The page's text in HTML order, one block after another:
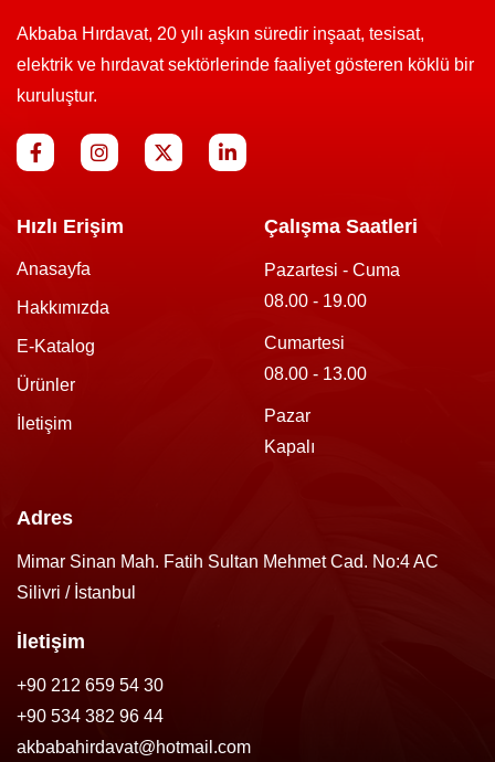
Akbaba Hırdavat, 20 yılı aşkın süredir inşaat, tesisat,
elektrik ve hırdavat sektörlerinde faaliyet gösteren köklü bir
kuruluştur.
Hızlı Erişim
Anasayfa
Hakkımızda
E-Katalog
Ürünler
İletişim
Çalışma Saatleri
Pazartesi - Cuma
08.00 - 19.00
Cumartesi
08.00 - 13.00
Pazar
Kapalı
Adres
Mimar Sinan Mah. Fatih Sultan Mehmet Cad. No:4 AC
Silivri / İstanbul
İletişim
+90 212 659 54 30
+90 534 382 96 44
akbabahirdavat@hotmail.com